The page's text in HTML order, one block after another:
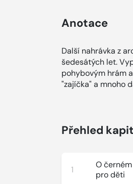
Anotace
Další nahrávka z
šedesátých let.
pohybovým hrám
"zajíčka" a mnoho
Přehled
1
O
pro děti